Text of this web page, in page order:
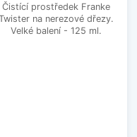
Čistící prostředek Franke
na nerezové dřezy.
Velké balení - 125 ml.